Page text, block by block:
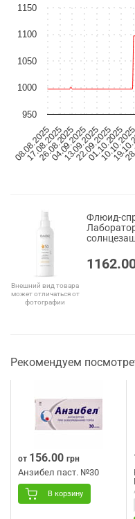
08.08.2025
17.08.2025
26.08.2025
04.09.2025
13.09.2025
22.09.2025
01.10.2025
950
1000
1050
1100
1150
Внешний вид товара
может отличаться от
фотографии
Флюид-
Рекомендуем
от 156.00 грн
Анзибел паст. №30
В корзину